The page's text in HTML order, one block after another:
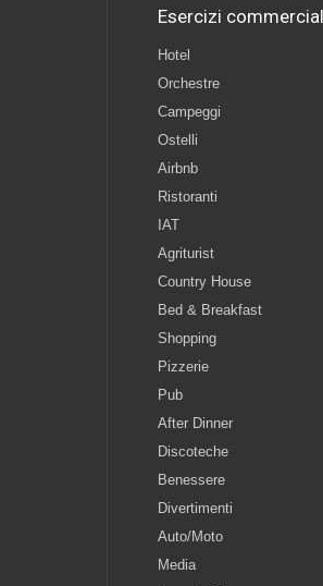
Esercizi
Hotel
Orchestre
Campeggi
Ostelli
Airbnb
Ristoranti
IAT
Agriturist
Country House
Bed & Breakfast
Shopping
Pizzerie
Pub
After Dinner
Discoteche
Benessere
Divertimenti
Auto/Moto
Media